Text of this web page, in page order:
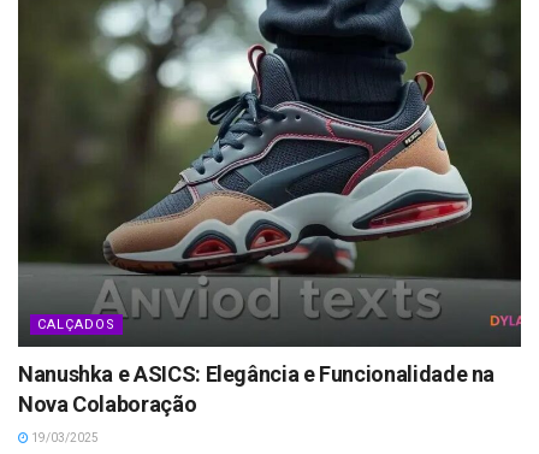
CALÇADOS
Nanushka e ASICS: Elegância e Funcionalidade na
Nova Colaboração
19/03/2025